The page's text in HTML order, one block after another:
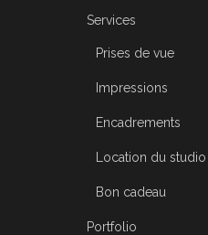
Services
Prises de vue
Impressions
Encadrements
Location du studio
Bon cadeau
Portfolio